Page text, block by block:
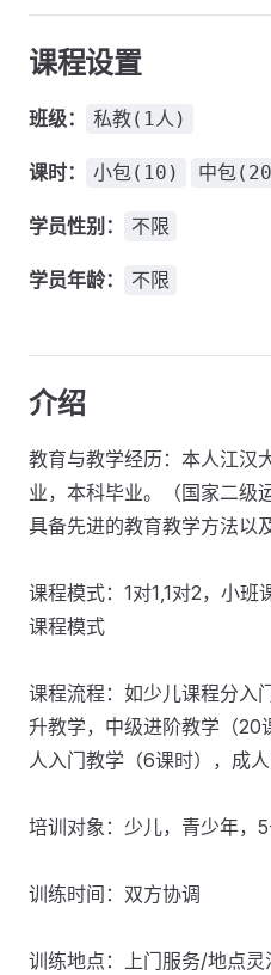
课程设置
班级： 私教(1人)
课时： 小包(10) 中包
学员性别： 不限
学员年龄： 不限
介绍
教育与教学经历：本人江汉
业，本科毕业。（国家二级
具备先进的教育教学方法以
课程模式：1对1,1对2，小
课程模式
课程流程：如少儿课程分入
升教学，中级进阶教学（20
人入门教学（6课时），成
培训对象：少儿，青少年，
训练时间：双方协调
训练地点：上门服务/地点灵